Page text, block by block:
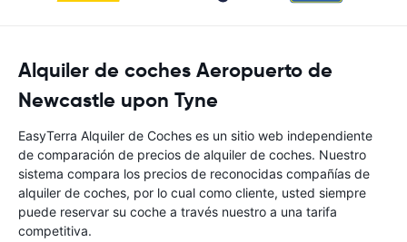
Alquiler de coches Aeropuerto de
Newcastle upon Tyne
EasyTerra Alquiler de Coches es un sitio web independiente
de comparación de precios de alquiler de coches. Nuestro
sistema compara los precios de reconocidas compañías de
alquiler de coches, por lo cual como cliente, usted siempre
puede reservar su coche a través nuestro a una tarifa
competitiva.